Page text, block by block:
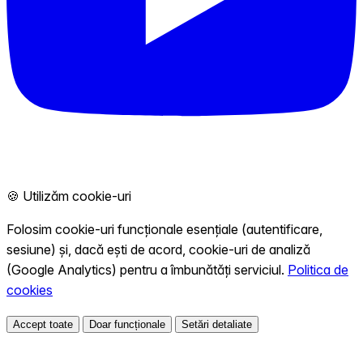
🍪 Utilizăm cookie-uri
Folosim cookie-uri funcționale esențiale (autentificare,
sesiune) și, dacă ești de acord, cookie-uri de analiză
(Google Analytics) pentru a îmbunătăți serviciul. Politica de
cookies
Accept toate Doar funcționale Setări detaliate